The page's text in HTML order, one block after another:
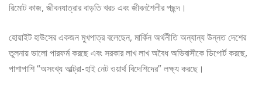
রিমোট কাজ, জীবনযাত্রার বাড়তি খরচ এবং জীবনশৈলীর পছন্দ।
হোয়াইট হাউসের একজন মুখপাত্র বলেছেন, মার্কিন অর্থনীতি অন্যান্য উন্নত দেশের
তুলনায় ভালো পারফর্ম করছে এবং সরকার লাখ লাখ অবৈধ অভিবাসীকে ডিপোর্ট করছে,
পাশাপাশি “অসংখ্য আল্ট্রা-হাই নেট ওয়ার্থ বিদেশিদের” লক্ষ্য করছে।